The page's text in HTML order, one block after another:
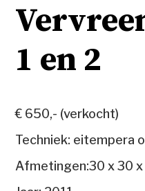
1 en 2
€ 650,- (verkocht)
Techniek: eitempera
Afmetingen:30 x 30 x